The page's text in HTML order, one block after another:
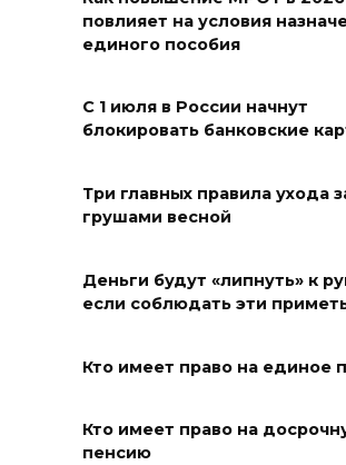
07 августа 2026 18:30
в донской столице
07 августа 2026 18:28
«Метеор» «Андрей
Меры поддержки
взаимодействие
избирательного
повлияет на условия
единого пособия
С 1 июля в России начнут
блокировать банковские
Три главных правила ухода
грушами весной
Деньги будут «липнуть» к
если соблюдать эти
Кто имеет право на единое
Кто имеет право на
пенсию